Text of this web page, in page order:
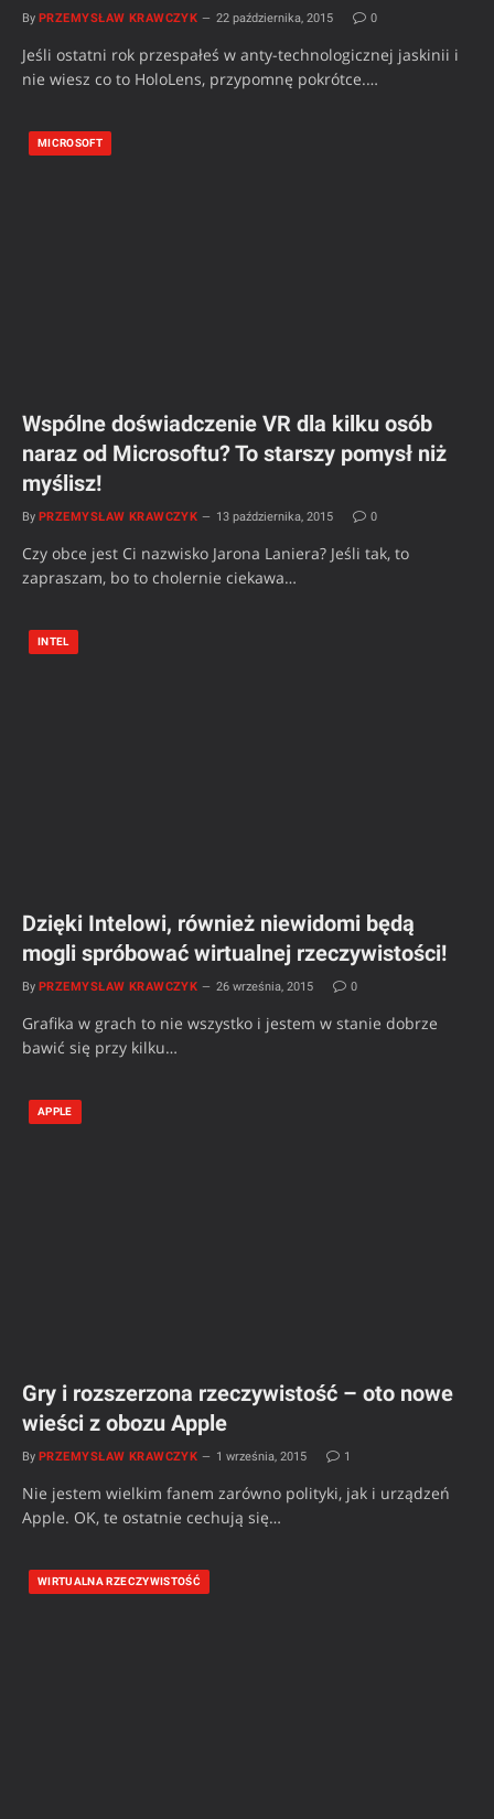
By PRZEMYSŁAW KRAWCZYK 22 października, 2015 0
Jeśli ostatni rok przespałeś w anty-technologicznej jaskinii i
nie wiesz co to HoloLens, przypomnę pokrótce.…
MICROSOFT
Wspólne doświadczenie VR dla kilku osób
naraz od Microsoftu? To starszy pomysł niż
myślisz!
By PRZEMYSŁAW KRAWCZYK 13 października, 2015 0
Czy obce jest Ci nazwisko Jarona Laniera? Jeśli tak, to
zapraszam, bo to cholernie ciekawa…
INTEL
Dzięki Intelowi, również niewidomi będą
mogli spróbować wirtualnej rzeczywistości!
By PRZEMYSŁAW KRAWCZYK 26 września, 2015 0
Grafika w grach to nie wszystko i jestem w stanie dobrze
bawić się przy kilku…
APPLE
Gry i rozszerzona rzeczywistość – oto nowe
wieści z obozu Apple
By PRZEMYSŁAW KRAWCZYK 1 września, 2015 1
Nie jestem wielkim fanem zarówno polityki, jak i urządzeń
Apple. OK, te ostatnie cechują się…
WIRTUALNA RZECZYWISTOŚĆ